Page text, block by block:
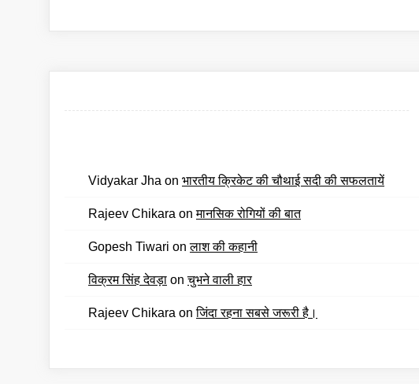
Vidyakar Jha on भारतीय क्रिकेट की चौथाई सदी की सफलतायें
Rajeev Chikara onमानसिक रोगियों की बात
Gopesh Tiwari onलाश की कहानी
विक्रम सिंह देवड़ा onचुभने वाली हार
Rajeev Chikara onजिंदा रहना सबसे जरूरी है।